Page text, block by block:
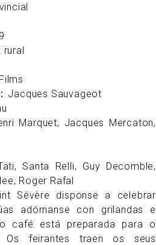
rural
Jacques Sauvageot
Marquet, Jacques Mercaton,
Santa Relli, Guy Decomble,
Roger Rafal
Sévère disponse a celebrar
adórnanse con grilandas e
café está preparada para o
Os feirantes traen os seus